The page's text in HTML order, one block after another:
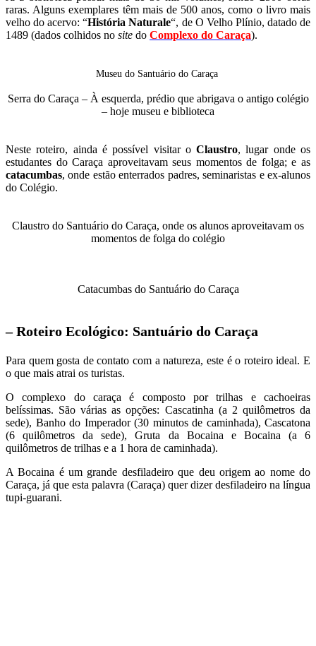
raras. Alguns exemplares têm mais de 500 anos, como o livro mais
velho do acervo: “História Naturale“, de O Velho Plínio, datado de
1489 (dados colhidos no site do Complexo do Caraça).
Museu do Santuário do Caraça
Serra do Caraça – À esquerda, prédio que abrigava o antigo colégio
– hoje museu e biblioteca
Neste roteiro, ainda é possível visitar oClaustro, lugar onde os
estudantes do Caraça aproveitavam seus momentos de folga; e as
catacumbas, onde estão enterrados padres, seminaristas e ex-alunos
do Colégio.
Claustro do Santuário do Caraça, onde os alunos aproveitavam os
momentos de folga do colégio
Catacumbas do Santuário do Caraça
– Roteiro Ecológico: Santuário do Caraça
Para quem gosta de contato com a natureza, este é o roteiro ideal. E
o que mais atrai os turistas.
O complexo do caraça é composto por trilhas e cachoeiras
belíssimas. São várias as opções: Cascatinha (a 2 quilômetros da
sede), Banho do Imperador (30 minutos de caminhada), Cascatona
(6 quilômetros da sede), Gruta da Bocaina e Bocaina (a 6
quilômetros de trilhas e a 1 hora de caminhada).
A Bocaina é um grande desfiladeiro que deu origem ao nome do
Caraça, já que esta palavra (Caraça) quer dizer desfiladeiro na língua
tupi-guarani.